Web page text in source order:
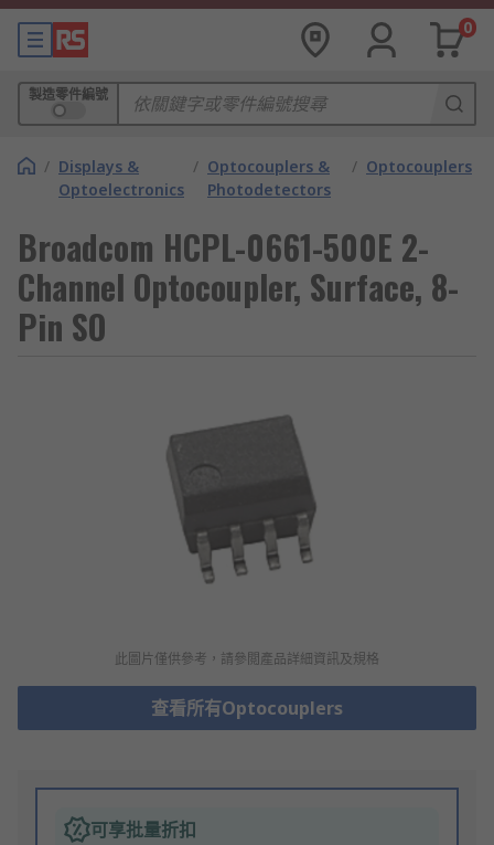
0
製造零件編號
/ Displays &
Optoelectronics
/ Optocouplers &
Photodetectors
/ Optocouplers
Broadcom HCPL-0661-500E 2-
Channel Optocoupler, Surface, 8-
Pin SO
此圖片僅供參考，請參閲產品詳細資訊及規格
查看所有Optocouplers
可享批量折扣